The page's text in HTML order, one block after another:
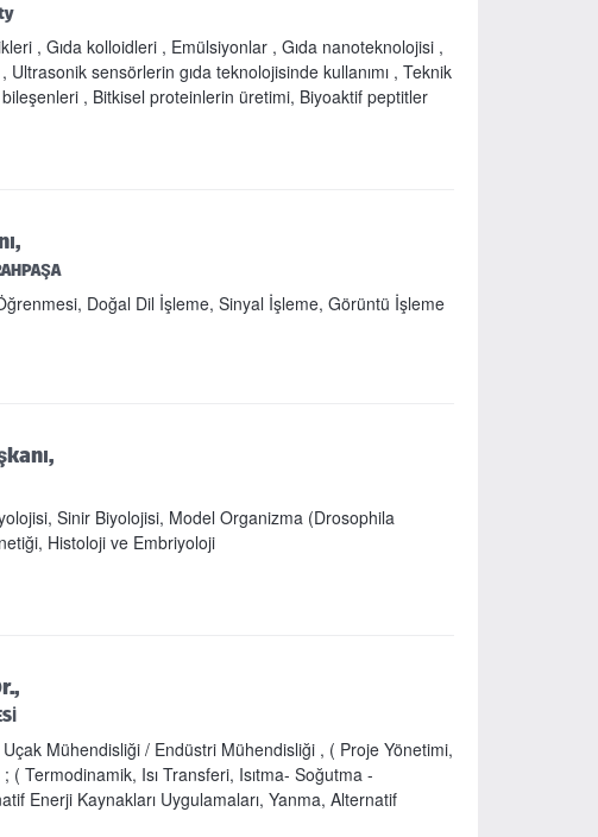
, Gıda kolloidleri , Emülsiyonlar , Gıda nanoteknolojisi ,
sensörlerin gıda teknolojisinde kullanımı , Teknik
, Bitkisel proteinlerin üretimi, Biyoaktif peptitler
Doğal Dil İşleme, Sinyal İşleme, Görüntü İşleme
Sinir Biyolojisi, Model Organizma (Drosophila
Histoloji ve Embriyoloji
Mühendisliği / Endüstri Mühendisliği , ( Proje Yönetimi,
( Termodinamik, Isı Transferi, Isıtma- Soğutma -
Enerji Kaynakları Uygulamaları, Yanma, Alternatif